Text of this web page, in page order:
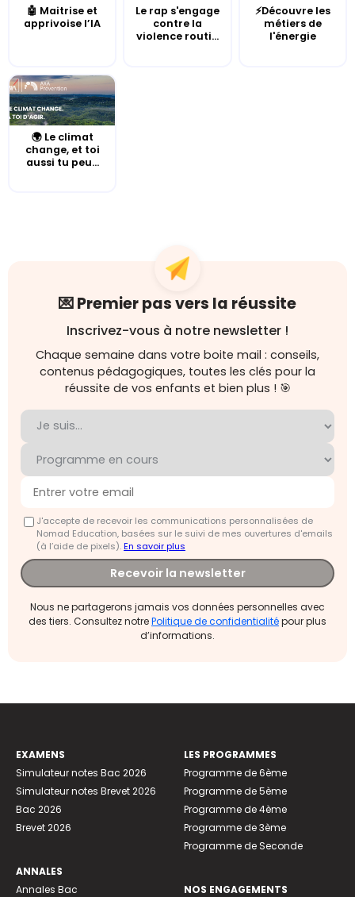
🤖 Maitrise et
apprivoise l’IA
Le rap s'engage
contre la
violence routi...
⚡Découvre les
métiers de
l'énergie
🌍 Le climat
change, et toi
aussi tu peu...
💌 Premier pas vers la réussite
Inscrivez-vous à notre newsletter !
Chaque semaine dans votre boite mail : conseils,
contenus pédagogiques, toutes les clés pour la
réussite de vos enfants et bien plus ! 🎯
J'accepte de recevoir les communications personnalisées de
Nomad Education, basées sur le suivi de mes ouvertures d'emails
(à l’aide de pixels).En savoir plus
Recevoir la newsletter
Nous ne partagerons jamais vos données personnelles avec
des tiers. Consultez notrePolitique de confidentialitépour plus
d’informations.
EXAMENS
Simulateur notes Bac 2026
Simulateur notes Brevet 2026
Bac 2026
Brevet 2026
ANNALES
Annales Bac
LES PROGRAMMES
Programme de 6ème
Programme de 5ème
Programme de 4ème
Programme de 3ème
Programme de Seconde
NOS ENGAGEMENTS